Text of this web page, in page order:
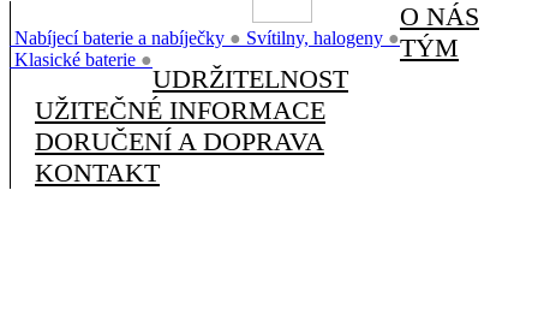
Nabíjecí baterie a nabíječky ● Svítilny, halogeny ●
Klasické baterie ●
O NÁS
TÝM
UDRŽITELNOST
UŽITEČNÉ INFORMACE
DORUČENÍ A DOPRAVA
KONTAKT